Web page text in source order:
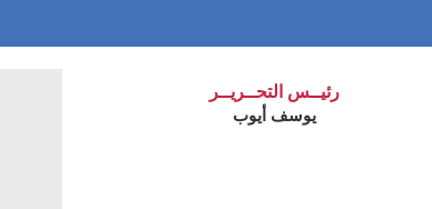
رئيــس التحــريــر
يوسف أيوب